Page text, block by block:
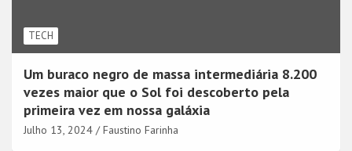
TECH
Um buraco negro de massa intermediária 8.200
vezes maior que o Sol foi descoberto pela
primeira vez em nossa galáxia
Julho 13, 2024 Faustino Farinha